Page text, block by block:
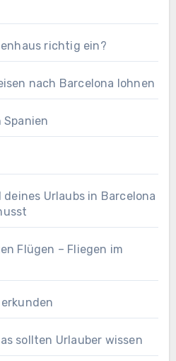
richtig ein?
nach Barcelona lohnen
Spanien
Urlaubs in Barcelona
Flügen – Fliegen im
sollten Urlauber wissen